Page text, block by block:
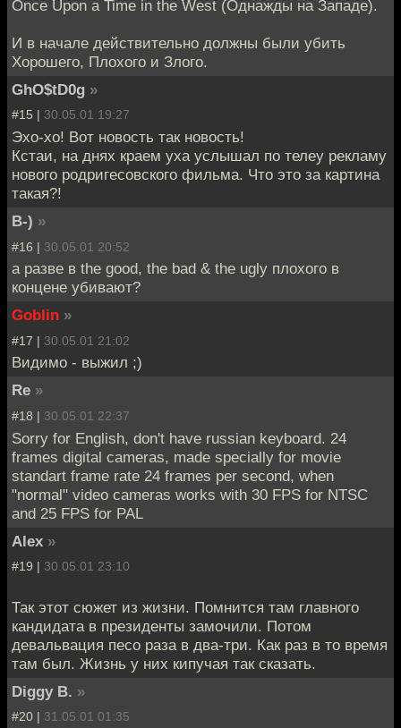
Once Upon a Time in the West (Однажды на Западе).
И в начале действительно должны были убить
Хорошего, Плохого и Злого.
GhO$tD0g »
#15 | 30.05.01 19:27
Эхо-хо! Вот новость так новость!
Кстаи, на днях краем уха услышал по телеу рекламу
нового родригесовского фильма. Что это за картина
такая?!
B-) »
#16 | 30.05.01 20:52
а разве в the good, the bad & the ugly плохого в
концене убивают?
Goblin »
#17 | 30.05.01 21:02
Видимо - выжил ;)
Re »
#18 | 30.05.01 22:37
Sorry for English, don't have russian keyboard. 24
frames digital cameras, made specially for movie
standart frame rate 24 frames per second, when
"normal" video cameras works with 30 FPS for NTSC
and 25 FPS for PAL
Alex »
#19 | 30.05.01 23:10
Так этот сюжет из жизни. Помнится там главного
кандидата в президенты замочили. Потом
девальвация песо раза в два-три. Как раз в то время
там был. Жизнь у них кипучая так сказать.
Diggy B. »
#20 | 31.05.01 01:35